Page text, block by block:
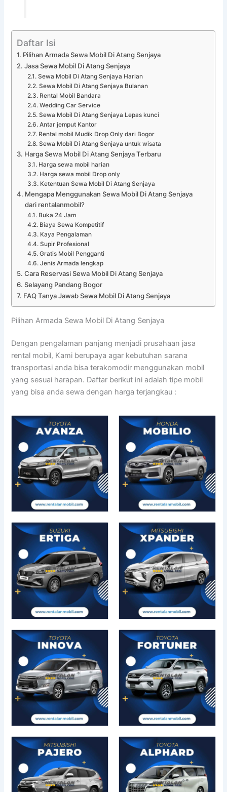
Daftar Isi
Pilihan Armada Sewa Mobil Di Atang Senjaya
Jasa Sewa Mobil Di Atang Senjaya
Sewa Mobil Di Atang Senjaya Harian
Sewa Mobil Di Atang Senjaya Bulanan
Rental Mobil Bandara
Wedding Car Service
Sewa Mobil Di Atang Senjaya Lepas kunci
Antar jemput Kantor
Rental mobil Mudik Drop Only dari Bogor
Sewa Mobil Di Atang Senjaya untuk wisata
Harga Sewa Mobil Di Atang Senjaya Terbaru
Harga sewa mobil harian
Harga sewa mobil Drop only
Ketentuan Sewa Mobil Di Atang Senjaya
Mengapa Menggunakan Sewa Mobil Di Atang Senjaya
dari rentalanmobil?
Buka 24 Jam
Biaya Sewa Kompetitif
Kaya Pengalaman
Supir Profesional
Gratis Mobil Pengganti
Jenis Armada lengkap
Cara Reservasi Sewa Mobil Di Atang Senjaya
Selayang Pandang Bogor
FAQ Tanya Jawab Sewa Mobil Di Atang Senjaya
Pilihan Armada Sewa Mobil Di Atang Senjaya
Dengan pengalaman panjang menjadi prusahaan jasa
rental mobil, Kami berupaya agar kebutuhan sarana
transportasi anda bisa terakomodir menggunakan mobil
yang sesuai harapan. Daftar berikut ini adalah tipe mobil
yang bisa anda sewa dengan harga terjangkau :